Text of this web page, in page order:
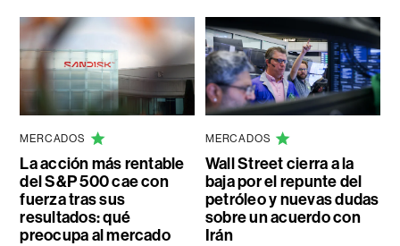
MERCADOS
La acción más rentable
del S&P 500 cae con
fuerza tras sus
resultados: qué
preocupa al mercado
MERCADOS
Wall Street cierra a la
baja por el repunte del
petróleo y nuevas dudas
sobre un acuerdo con
Irán